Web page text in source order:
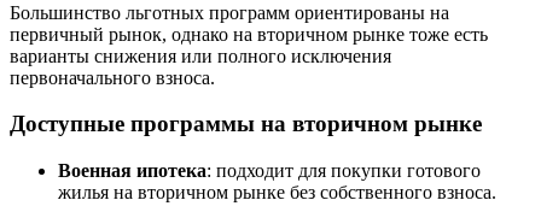
Большинство льготных программ ориентированы на
первичный рынок, однако на вторичном рынке тоже есть
варианты снижения или полного исключения
первоначального взноса.
Доступные программы на вторичном рынке
Военная ипотека: подходит для покупки готового
жилья на вторичном рынке без собственного взноса.